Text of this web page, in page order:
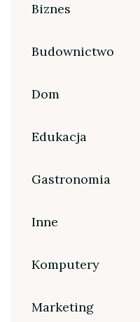
Biznes
Budownictwo
Dom
Edukacja
Gastronomia
Inne
Komputery
Marketing